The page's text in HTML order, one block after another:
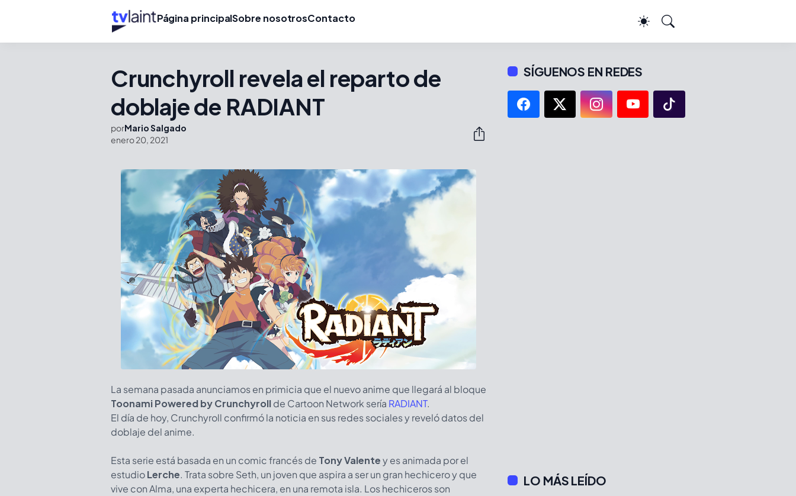
Página principalSobre nosotrosContacto
Crunchyroll revela el reparto de
doblaje de RADIANT
porMario Salgado
enero 20, 2021
La semana pasada anunciamos en primicia que el nuevo anime que llegará al bloque
Toonami Powered by Crunchyrollde Cartoon Network sería RADIANT.
El día de hoy, Crunchyroll confirmó la noticia en sus redes sociales y reveló datos del
doblaje del anime.
Esta serie está basada en un comic francés de Tony Valentey es animada por el
estudioLerche. Trata sobre Seth, un joven que aspira a ser un gran hechicero y que
vive con Alma, una experta hechicera, en una remota isla. Los hechiceros son
SÍGUENOS EN REDES
LO MÁS LEÍDO